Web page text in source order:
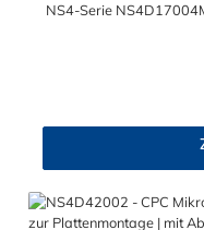
NS4-Serie
(PP) und der Dichtring
diese CPC